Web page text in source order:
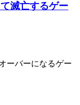
滅亡するゲー
ーバーになるゲー